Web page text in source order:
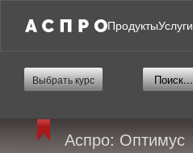
ПродуктыУслуги
Выбрать курс
Аспро: Оптимус